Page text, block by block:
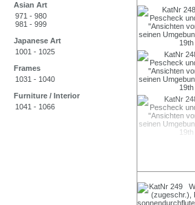
Asian Art
971 - 980
981 - 999
Japanese Art
1001 - 1025
Frames
1031 - 1040
Furniture / Interior
1041 - 1066